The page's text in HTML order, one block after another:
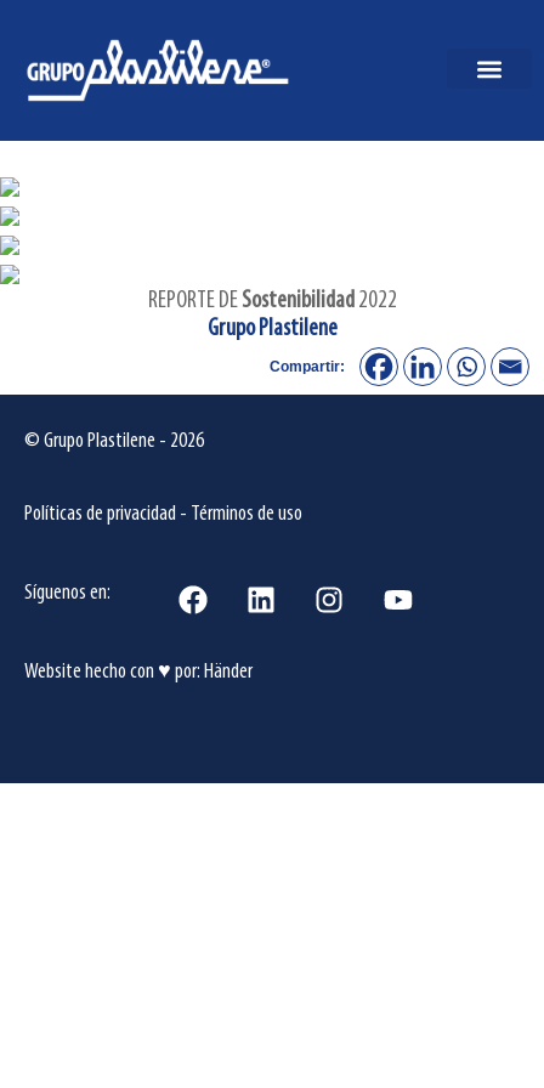
REPORTE DE Sostenibilidad2022
Grupo Plastilene
Compartir:
© Grupo Plastilene - 2026
Políticas de privacidad - Términos de uso
Síguenos en:
Website hecho con ♥ por: Händer